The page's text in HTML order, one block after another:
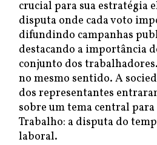
crucial para sua estratégia
disputa onde cada voto
difundindo campanhas
destacando a importância
conjunto dos
no mesmo sentido. A
dos representantes
sobre um tema central
Trabalho: a disputa do
laboral.